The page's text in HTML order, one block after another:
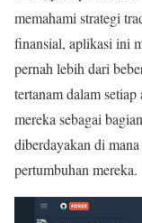
memahami strategi
finansial, aplikasi ini
pernah lebih dari
tertanam dalam
mereka sebagai
diberdayakan di
pertumbuhan mereka.